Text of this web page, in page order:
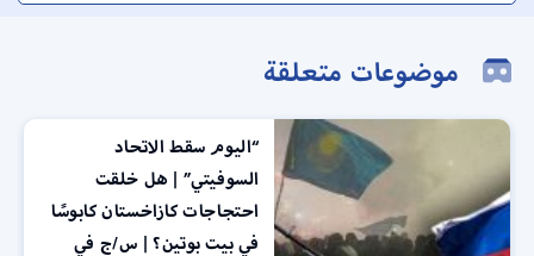
موضوعات متعلقة
“اليوم سقط الاتحاد
السوفيتي” | هل خلقت
احتجاجات كازاخستان كابوسًا
في بيت بوتين؟ | س/ج في